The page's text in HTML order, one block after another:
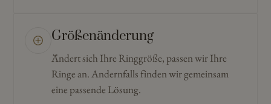
Größenänderung
Ändert sich Ihre Ringgröße, passen wir Ihre
Ringe an. Andernfalls finden wir gemeinsam
eine passende Lösung.